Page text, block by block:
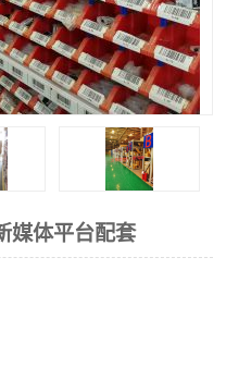
媒体平台配套